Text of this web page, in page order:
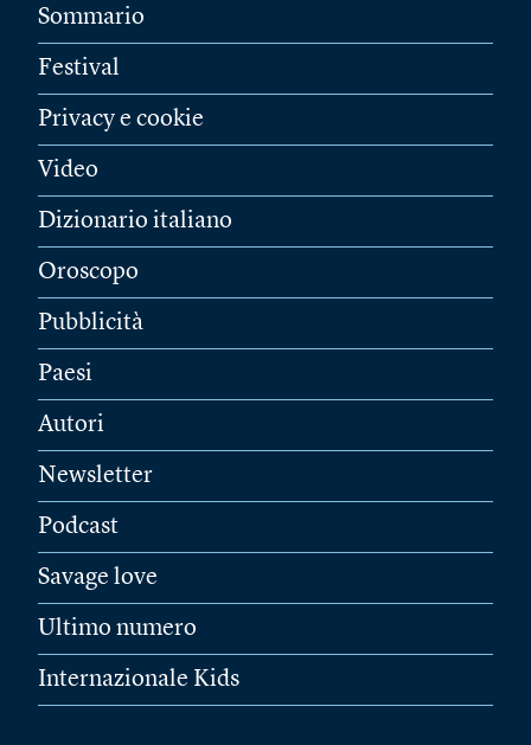
Sommario
Festival
Privacy e cookie
Video
Dizionario italiano
Oroscopo
Pubblicità
Paesi
Autori
Newsletter
Podcast
Savage love
Ultimo numero
Internazionale Kids